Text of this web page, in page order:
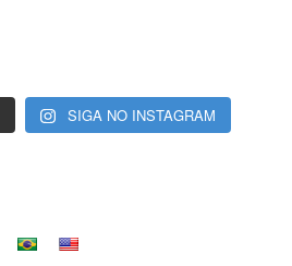
SIGA NO INSTAGRAM